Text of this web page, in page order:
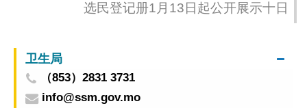
选民登记册1月13日起公开展示十日
卫生局
（853）2831 3731
info@ssm.gov.mo